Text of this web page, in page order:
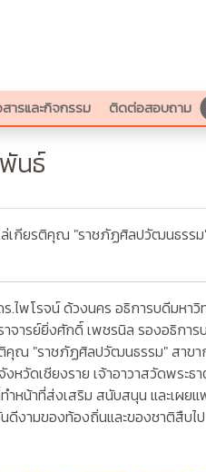
ารและกิจกรรม ติดต่อสอบถาม
นธ์
เกียรติคุณ "ราชภัฏศิลปวัฒนธรร
รจน์ ด้วงนคร อธิการบดีมหาวิ
ารย์ยิ่งศักดิ์ เพชรนิล รองอธิกา
คุณ "ราชภัฏศิลปวัฒนธรรม" สาข
ดเชียงราย เจ้าอาวาสวัดพระธ
ำหน้าที่ส่งเสริม สนับสนุน และเผ
ดีงามของท้องถิ่นและของชาติสืบไป